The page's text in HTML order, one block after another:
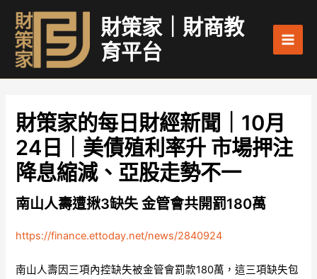
內
財策家｜財商教
育平台
財策家的每日財經新聞｜10月
24日｜美債殖利率升 市場押注
降息縮減、亞股走勢不一
南山人壽遭揪3缺失 金管會共開罰180萬
https://finance.ettoday.net/news/2840924
南山人壽因三項內控缺失被金管會罰款180萬，這三項缺失包